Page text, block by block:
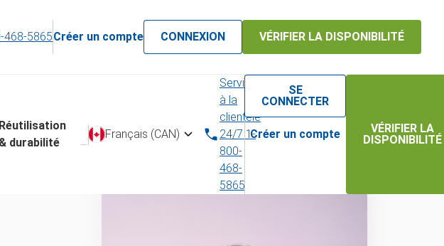
468-5865Créer un compte CONNEXION VÉRIFIER LA DISPONIBILITÉ
Réutilisation
& durabilité
Français (CAN)
Service
à la
clientèle
24/7 1-
800-
468-
5865
SE
CONNECTER
Créer un compte
VÉRIFIER LA
DISPONIBILITÉ